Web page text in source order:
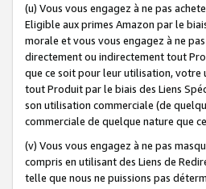
(u) Vous vous engagez à ne pas
Eligible aux primes Amazon par le
morale et vous vous engagez à ne
directement ou indirectement tout
que ce soit pour leur utilisation, votre
tout Produit par le biais des Liens
son utilisation commerciale (de
commerciale de quelque nature que
(v) Vous vous engagez à ne pas
compris en utilisant des Liens de
telle que nous ne puissions pas